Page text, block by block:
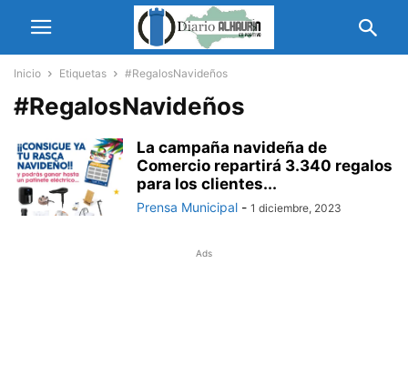
Inicio Etiquetas #RegalosNavideños
#RegalosNavideños
La campaña navideña de
Comercio repartirá 3.340 regalos
para los clientes...
Prensa Municipal - 1 diciembre, 2023
Ads